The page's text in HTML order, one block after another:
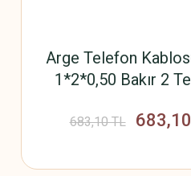
Arge Telefon
1*2*0,50 Bakır 2
683,10 TL